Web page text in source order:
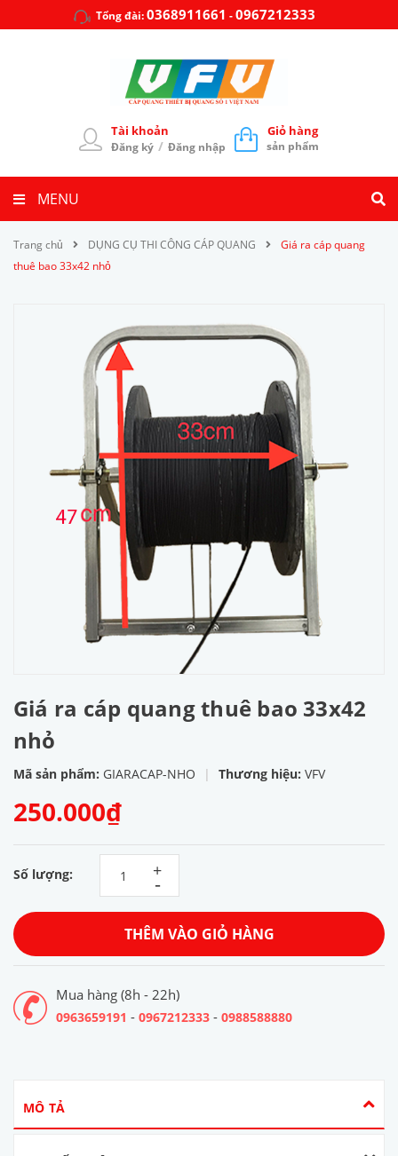
Tổng đài:0368911661 -0967212333
Tài khoản
Đăng ký / Đăng nhập
Giỏ hàng
sản phẩm
MENU
Trang chủ DỤNG CỤ THI CÔNG CÁP QUANG
Giá ra cáp quang
thuê bao 33x42 nhỏ
Giá ra cáp quang thuê bao 33x42
nhỏ
Mã sản phẩm: GIARACAP-NHO | Thương hiệu: VFV
250.000₫
Số lượng: -
+
THÊM VÀO GIỎ HÀNG
Mua hàng (8h - 22h)
0963659191 - 0967212333 - 0988588880
MÔ TẢ